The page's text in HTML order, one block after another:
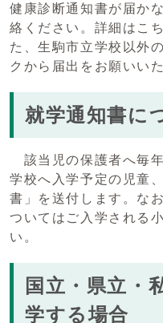
健康診断通知書が届か
絡ください。詳細はこ
た、生駒市立学校以外
クから届出をお願いい
就学通知書に
該当児の保護者へ毎
学校へ入学予定の児童
書」を送付します。な
ついてはご入学される
い。
国立・県立・
学する場合